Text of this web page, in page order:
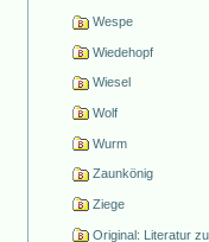
Wespe
Wiedehopf
Wiesel
Wolf
Wurm
Zaunkönig
Ziege
Original: Literatur zu